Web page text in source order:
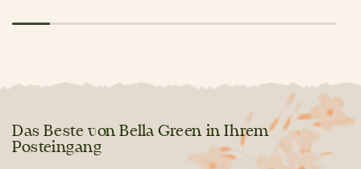
Das Beste von Bella Green in Ihrem
Posteingang